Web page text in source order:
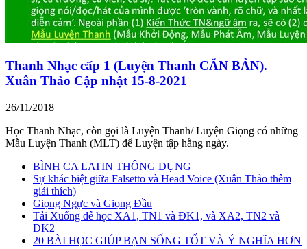
Thanh Nhạc cấp 1 (Luyện Thanh CĂN BẢN).
Xuân Thảo Cập nhật 15-8-2021
26/11/2018
Học Thanh Nhạc, còn gọi là Luyện Thanh/ Luyện Giọng có những
Mẫu Luyện Thanh (MLT) để Luyện tập hằng ngày.
BÌNH CA LATIN THÔNG DỤNG
Sự khác biệt giữa Falsetto và Head Voice (Xuân Thảo thêm
giải thích)
Giọng Ngực và Giọng Đầu
Tải Xuống để học XA1, TN1 và ĐK1, và XA2, TN2 và
ĐK2
20 BÀI HỌC GIÚP BẠN SỐNG TỐT VÀ Ý NGHĨA HƠN